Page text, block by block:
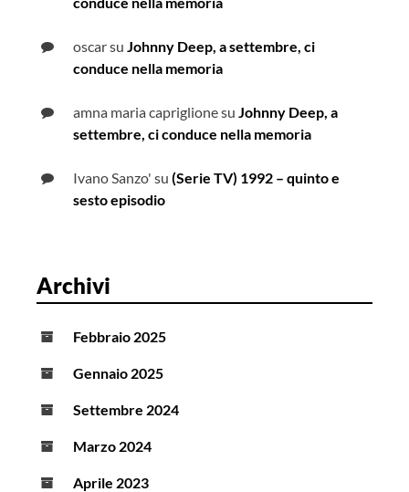
oscarsu Johnny Deep, a settembre, ci
conduce nella memoria
amna maria capriglionesu Johnny Deep, a
settembre, ci conduce nella memoria
Ivano Sanzo' su (Serie TV) 1992 – quinto e
sesto episodio
Archivi
Febbraio 2025
Gennaio 2025
Settembre 2024
Marzo 2024
Aprile 2023